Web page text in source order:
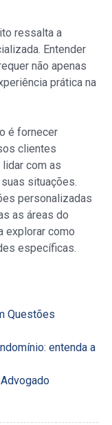
ressalta a
Entender
não apenas
prática na
é fornecer
clientes
com as
situações.
personalizadas
as áreas do
explorar como
específicas.
Questões
entenda a